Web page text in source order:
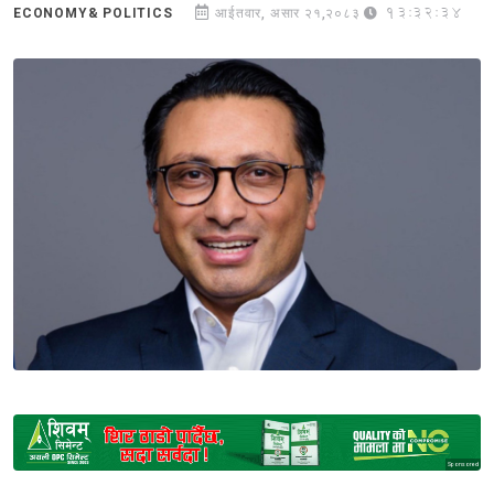
ECONOMY& POLITICS आईतवार, असार २१,२०८३ 13:32:34
Sponsored